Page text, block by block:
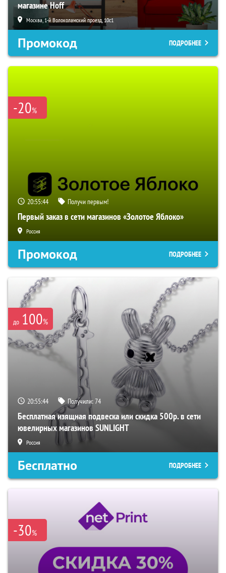
магазине Hoff
Москва, 1-й Волоколамский проезд, 10с1
Промокод ПОДРОБНЕЕ
-20%
20:55:44 Получи первым!
Первый заказ в сети магазинов «Золотое Яблоко»
Россия
Промокод ПОДРОБНЕЕ
до 100%
20:55:44 Получили:74
Бесплатная изящная подвеска или скидка 500р. в сети
ювелирных магазинов SUNLIGHT
Россия
Бесплатно ПОДРОБНЕЕ
-30%